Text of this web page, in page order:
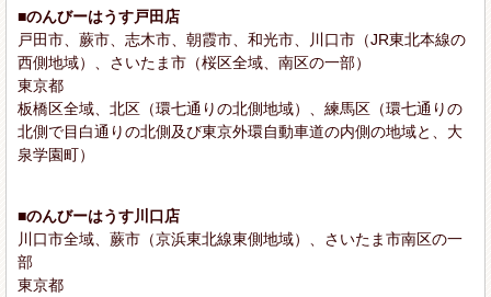
■のんびーはうす戸田店
戸田市、蕨市、志木市、朝霞市、和光市、川口市（JR東北本線の
西側地域）、さいたま市（桜区全域、南区の一部）
東京都
板橋区全域、北区（環七通りの北側地域）、練馬区（環七通りの
北側で目白通りの北側及び東京外環自動車道の内側の地域と、大
泉学園町）
■のんびーはうす川口店
川口市全域、蕨市（京浜東北線東側地域）、さいたま市南区の一
部
東京都